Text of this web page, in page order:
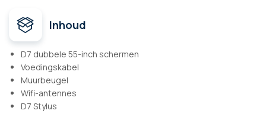
Inhoud
D7 dubbele 55-inch schermen
Voedingskabel
Muurbeugel
Wifi-antennes
D7 Stylus